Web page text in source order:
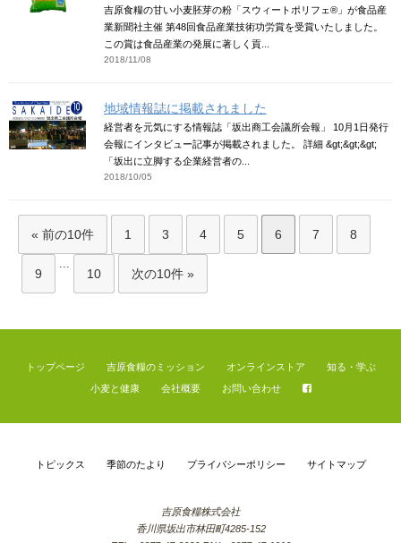
吉原食糧の甘い小麦胚芽の粉「スウィートポリフェ®」が食品産
業新聞社主催 第48回食品産業技術功労賞を受賞いたしました。
この賞は食品産業の発展に著しく貢...
2018/11/08
地域情報誌に掲載されました
経営者を元気にする情報誌「坂出商工会議所会報」 10月1日発行
会報にインタビュー記事が掲載されました。 詳細 &gt;&gt;&gt;
「坂出に立脚する企業経営者の...
2018/10/05
« 前の10件 1 3 4 5 6 7 8
9 10 次の10件 »
トップページ 吉原食糧のミッション オンラインストア
知る・学ぶ
小麦と健康
会社概要 お問い合わせ
トピックス 季節のたより プライバシーポリシー サイトマップ
吉原食糧株式会社
香川県坂出市林田町4285-152